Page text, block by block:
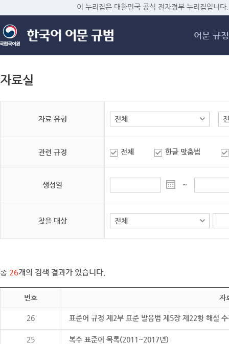
메
이 누리집은 대한민국 공식 전자정부 누리집입니다.
어문 규정
자료실
자료 유형
관련 규정 전체 한글 맞춤법
생성일 ~
찾을 대상
총 26개의 검색 결과가 있습니다.
번호 자
26 표준어 규정 제2부 표준 발음법 제5장 제22항 해설
25 복수 표준어 목록(2011~2017년)